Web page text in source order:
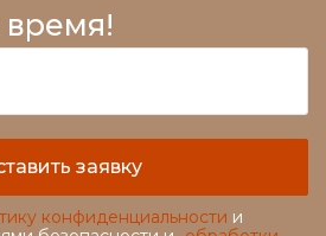
заявку
конфиденциальности и